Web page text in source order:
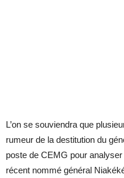
L’on se souviendra que
rumeur de la destitution du
poste de CEMG pour
récent nommé général